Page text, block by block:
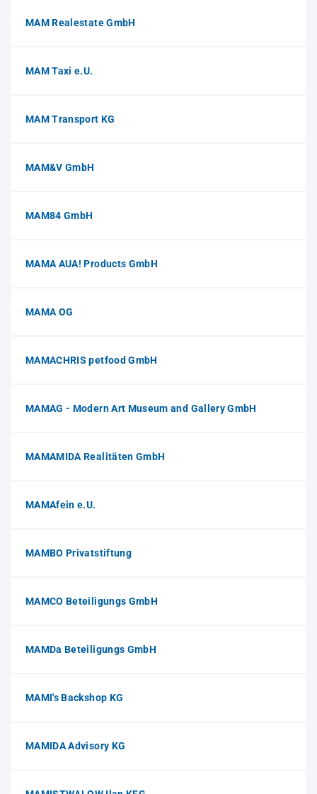
MAM Realestate GmbH
MAM Taxi e.U.
MAM Transport KG
MAM&V GmbH
MAM84 GmbH
MAMA AUA! Products GmbH
MAMA OG
MAMACHRIS petfood GmbH
MAMAG - Modern Art Museum and Gallery GmbH
MAMAMIDA Realitäten GmbH
MAMAfein e.U.
MAMBO Privatstiftung
MAMCO Beteiligungs GmbH
MAMDa Beteiligungs GmbH
MAMI's Backshop KG
MAMIDA Advisory KG